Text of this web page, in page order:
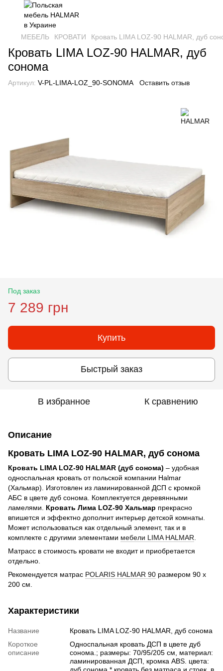
МЕБЕЛЬ КРОВАТИ Кровать LIMA LOZ-90 HALMAR, дуб
Кровать LIMA LOZ-90 HALMAR, дуб
сонома
Артикул: V-PL-LIMA-LOZ_90-SONOMA Оставить отзыв
Под заказ
7 289 грн
Купить
Быстрый заказ
В избранное К сравнению
Описание
Кровать LIMA LOZ-90 HALMAR, дуб сонома
Кровать LIMA LOZ-90 HALMAR (дуб сонома) – удобная
односпальная кровать от польской компании Halmar
(Хальмар). Изготовлен из ламинированной ДСП с кромкой
АБС в цвете дуб сонома. Комплектуется деревянными
ламелями. Кровать Лима LOZ-90 Хальмар прекрасно
впишется и эффектно дополнит интерьер детской комнаты.
Может использоваться как отдельный элемент, так и в
комплекте с другими элементами мебели LIMA HALMAR
Матрасс в стоимость кровати не входит и приобретается
отдельно.
Рекомендуется матрас POLARIS HALMAR 90 размером 90 x
200 см.
Характеристики
Название
Кровать LIMA LOZ-90 HALMAR, дуб сонома
Короткое
описание
Односпальная кровать ДСП в цвете дуб
сонома.; размеры: 70/95/205 см, материал:
ламинированная ДСП, кромка ABS. цвета: